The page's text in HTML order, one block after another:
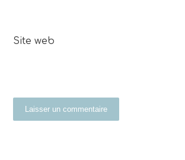
Site web
Laisser un commentaire